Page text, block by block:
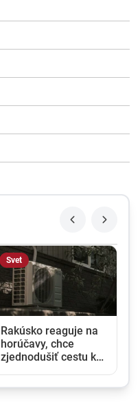
Svet
Rakúsko reaguje na
horúčavy, chce
zjednodušiť cestu ku